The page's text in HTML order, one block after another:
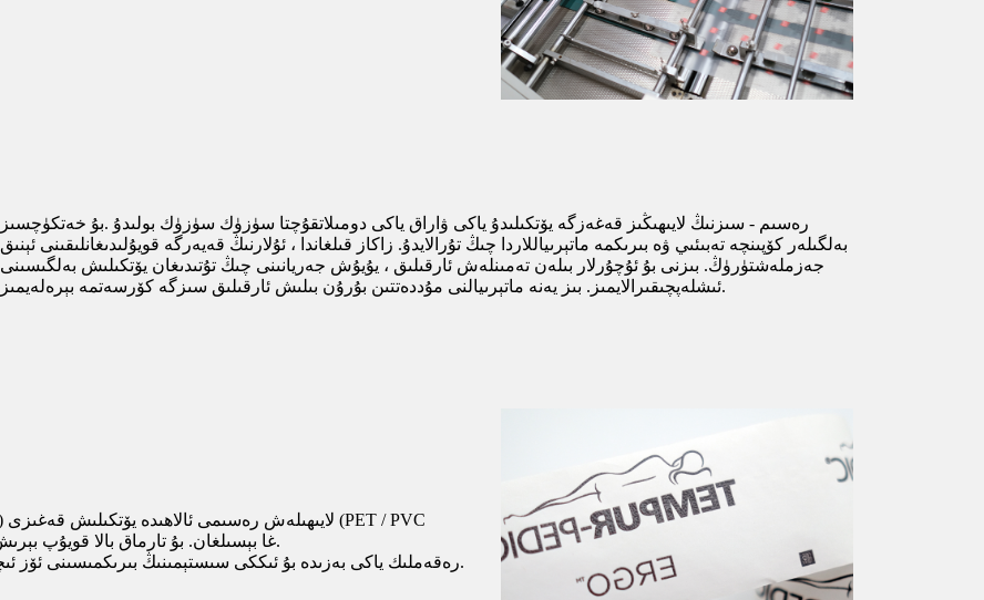
رەسىم - سىزنىڭ لايىھىڭىز قەغەزگە يۆتكىلىدۇ ياكى ۋاراق ياكى دومىلاتقۇچتا سۈزۈك سۈزۈك بولىدۇ .بۇ خەتكۈچسىز
بەلگىلەر كۆپىنچە تەبىئىي ۋە بىرىكمە ماتېرىياللاردا چىڭ تۇرالايدۇ. زاكاز قىلغاندا ، ئۇلارنىڭ قەيەرگە قويۇلىدىغانلىقىنى ئېنىق
جەزملەشتۈرۈڭ. بىزنى بۇ ئۇچۇرلار بىلەن تەمىنلەش ئارقىلىق ، يۇيۇش جەريانىنى چىڭ تۇتىدىغان يۆتكىلىش بەلگىسىنى
ئىشلەپچىقىرالايمىز. بىز يەنە ماتېرىيالنى مۇددەتتىن بۇرۇن بىلىش ئارقىلىق سىزگە كۆرسەتمە بېرەلەيمىز.
ماتېرىيالى) غا بېسىلغان. بۇ تارماق بالا قويۇپ بېرىش قەۋىتى دەپ ئاتىلىدىغان ئالاھىدە سىر بار.
بېسىش ئۇسۇللىرى يىپەك ئېكران ، Flexo ، رەقەملىك ياكى بەزىدە بۇ ئىككى سىستېمىنىڭ بىرىكمىسىنى ئۆز ئىچىگە ئالىدۇ.